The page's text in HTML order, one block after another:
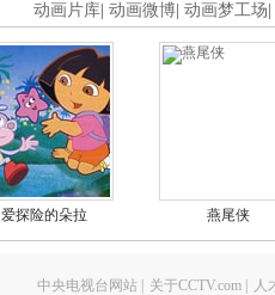
动画片库 动画微博 动画梦工场
爱探险的朵拉 燕尾侠
中央电视台网站 关于CCTV.com 人